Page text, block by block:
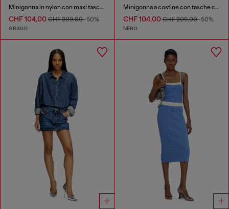
Minigonna in nylon con maxi tasche utility
CHF 104,00 CHF 209,00-50%
GRIGIO
Minigonna a costine con tasche cargo
CHF 104,00CHF 209,00-50%
NERO